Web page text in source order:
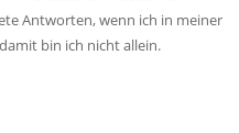
Antworten, wenn ich in meiner
bin ich nicht allein.